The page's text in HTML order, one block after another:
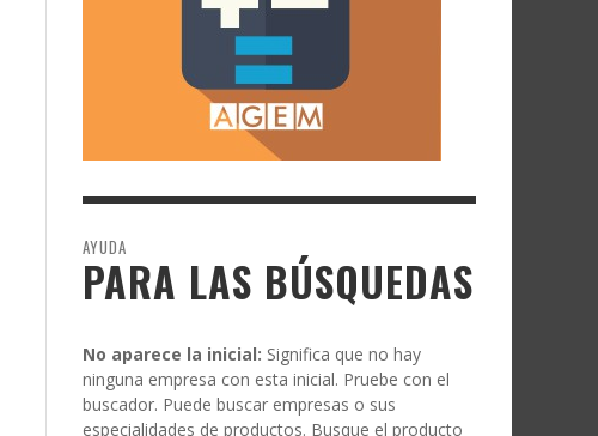
AYUDA
PARA LAS BÚSQUEDAS
No aparece la inicial: Significa que no hay
ninguna empresa con esta inicial. Pruebe con el
buscador. Puede buscar empresas o sus
especialidades de productos. Busque el producto